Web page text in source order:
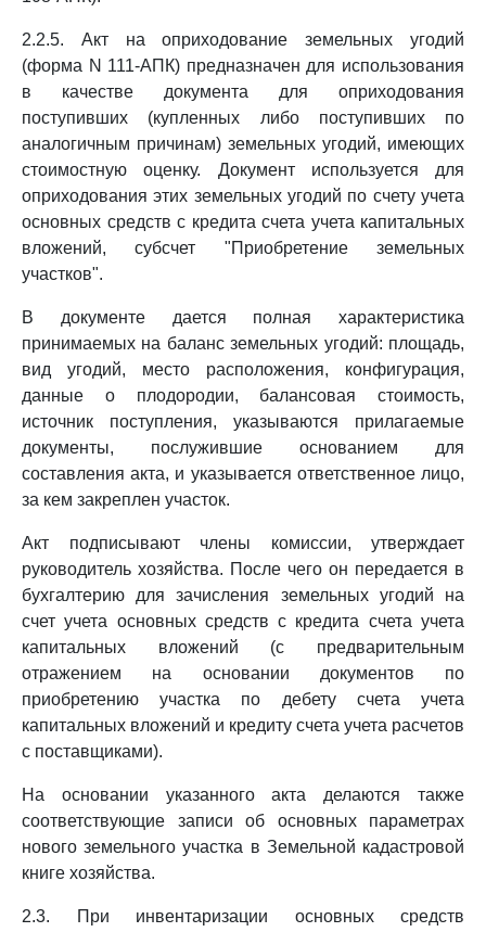
2.2.5. Акт на оприходование земельных угодий
(форма N 111-АПК) предназначен для использования
в качестве документа для оприходования
поступивших (купленных либо поступивших по
аналогичным причинам) земельных угодий, имеющих
стоимостную оценку. Документ используется для
оприходования этих земельных угодий по счету учета
основных средств с кредита счета учета капитальных
вложений, субсчет "Приобретение земельных
участков".
В документе дается полная характеристика
принимаемых на баланс земельных угодий: площадь,
вид угодий, место расположения, конфигурация,
данные о плодородии, балансовая стоимость,
источник поступления, указываются прилагаемые
документы, послужившие основанием для
составления акта, и указывается ответственное лицо,
за кем закреплен участок.
Акт подписывают члены комиссии, утверждает
руководитель хозяйства. После чего он передается в
бухгалтерию для зачисления земельных угодий на
счет учета основных средств с кредита счета учета
капитальных вложений (с предварительным
отражением на основании документов по
приобретению участка по дебету счета учета
капитальных вложений и кредиту счета учета расчетов
с поставщиками).
На основании указанного акта делаются также
соответствующие записи об основных параметрах
нового земельного участка в Земельной кадастровой
книге хозяйства.
2.3. При инвентаризации основных средств